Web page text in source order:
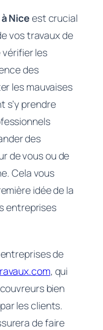
Niceest crucial
vos travaux de
les
des
les mauvaises
s’y prendre
des
de vous ou de
Cela vous
idée de la
entreprises
de
, qui
bien
les clients.
de faire